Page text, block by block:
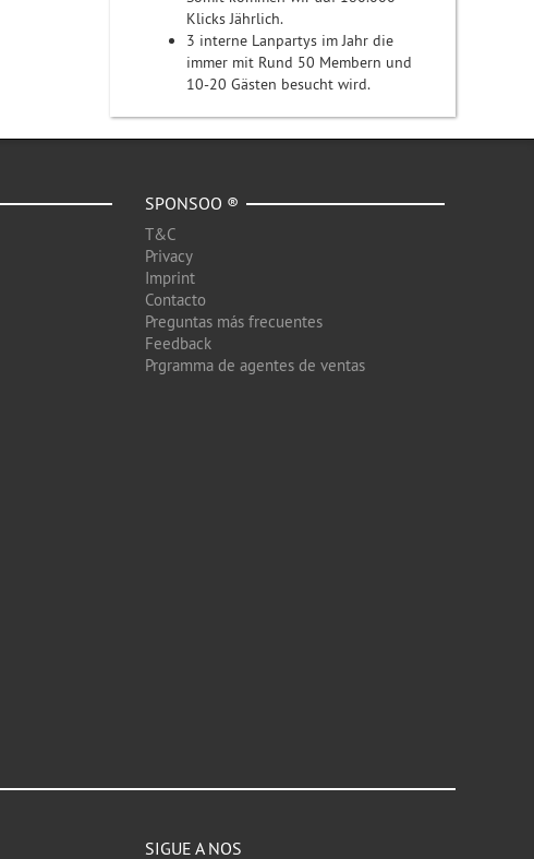
Klicks Jährlich.
3 interne Lanpartys im Jahr die
immer mit Rund 50 Membern und
10-20 Gästen besucht wird.
SPONSOO ®
T&C
Privacy
Imprint
Contacto
Preguntas más frecuentes
Feedback
Prgramma de agentes de ventas
SIGUE A NOS